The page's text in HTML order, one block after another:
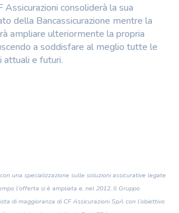
Assicurazioni consoliderà la sua
della Bancassicurazione mentre la
ampliare ulteriormente la propria
a soddisfare al meglio tutte le
attuali e futuri.
una specializzazione sulle soluzioni assicurative legate
l’offerta si è ampliata e, nel 2012, Il Gruppo
di maggioranza di CF Assicurazioni SpA con l’obiettivo